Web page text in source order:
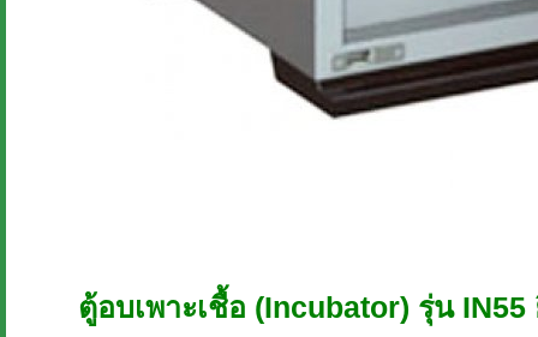
ตู้อบเพาะเชื้อ (Incubator) รุ่น